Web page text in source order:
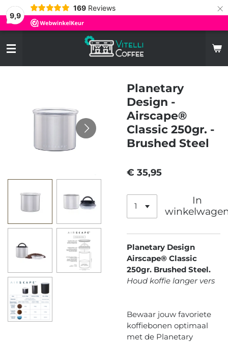
9,9
169 Reviews ×
Planetary
Design -
Airscape®
Classic 250gr. -
Brushed Steel
€ 35,95
In
Planetary Design
Airscape® Classic
250gr. Brushed Steel.
Houd koffie langer vers
Bewaar jouw favoriete
koffiebonen optimaal
met de Planetary